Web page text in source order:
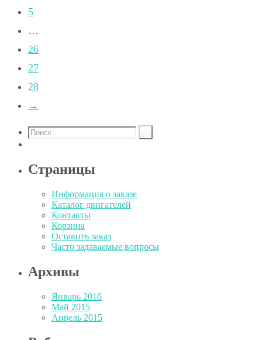
5
…
26
27
28
→
Страницы
Информация о заказе
Каталог двигателей
Контакты
Корзина
Оставить заказ
Часто задаваемые вопросы
Архивы
Январь 2016
Май 2015
Апрель 2015